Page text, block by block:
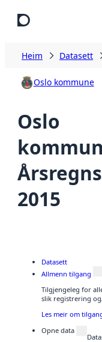
Heim Datasett
Oslo kommune
Oslo
2015
Datasett
Allmenn tilgang
Tilgjengeleg for
slik registrering
Les meir om
Opne data